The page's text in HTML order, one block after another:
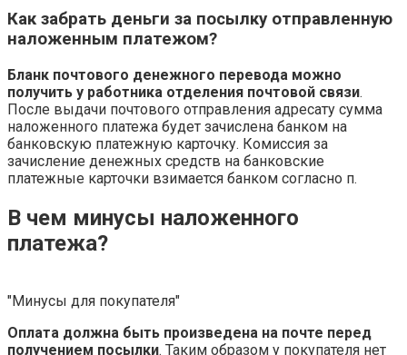
Как забрать деньги за посылку отправленную
наложенным платежом?
Бланк почтового денежного перевода можно
получить у работника отделения почтовой связи.
После выдачи почтового отправления адресату сумма
наложенного платежа будет зачислена банком на
банковскую платежную карточку. Комиссия за
зачисление денежных средств на банковские
платежные карточки взимается банком согласно п.
В чем минусы наложенного
платежа?
"Минусы для покупателя"
Оплата должна быть произведена на почте перед
получением посылки. Таким образом у покупателя нет